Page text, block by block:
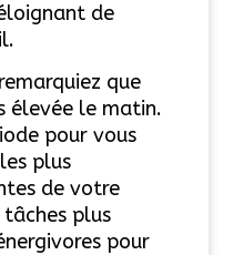
de
que
élevée le matin.
pour vous
plus
de votre
tâches plus
pour